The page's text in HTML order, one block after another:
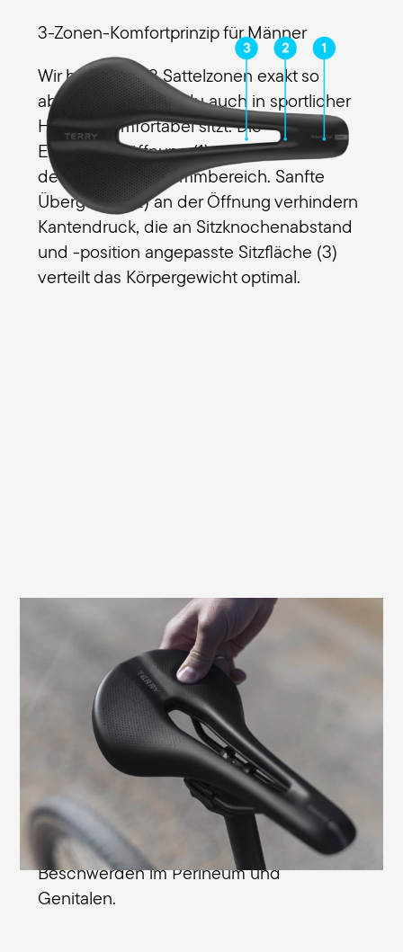
3-Zonen-Komfortprinzip für Männer
Wir haben die 3 Sattelzonen exakt so
abgestimmt, damit du auch in sportlicher
Haltung komfortabel sitzt. Die
Entlastungsöffnung (1)nimmt Männern
den Druck vom Dammbereich. Sanfte
Übergänge(2) an der Öffnung verhindern
Kantendruck, die an Sitzknochenabstand
und -position angepasste Sitzfläche (3)
verteilt das Körpergewicht optimal.
Verhindert Sitzdruck und Taubheitsgefühle
Bei Männern kann es im Dammbereich
durch Druck des Sattels zu einer
Kompression von Nerven und Gefäßen
kommen. Dies führt häufig zu Schmerzen
oder Taubheitsgefühlen. Die speziell der
männlichen Anatomie angepasste
Entlastungsöffnung des Terry Fly Arteria
Gel Men verhindert diese typischen
Beschwerden im Perineum und
Genitalen.